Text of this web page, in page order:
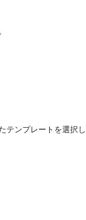
ンプレートを選択し